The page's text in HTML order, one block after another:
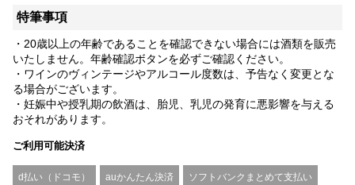
特筆事項
・20歳以上の年齢であることを確認できない場合には酒類を販売
いたしません。年齢確認ボタンを必ずご確認ください。
・ワインのヴィンテージやアルコール度数は、予告なく変更とな
る場合がございます。
・妊娠中や授乳期の飲酒は、胎児、乳児の発育に悪影響を与える
おそれがあります。
ご利用可能決済
d払い（ドコモ） auかんたん決済 ソフトバンクまとめて支払い